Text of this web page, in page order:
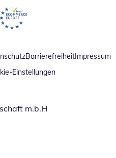
neuem Fenster
Öffnet in neuem Fenster
BarrierefreiheitImpressum
Einstellungen
m.b.H